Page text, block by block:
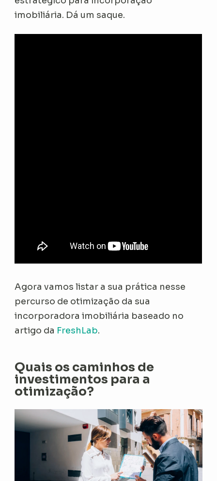
imobiliária. Dá um saque.
Agora vamos listar a sua prática nesse
percurso de otimização da sua
incorporadora imobiliária baseado no
artigo da FreshLab.
Quais os caminhos de
investimentos para a
otimização?